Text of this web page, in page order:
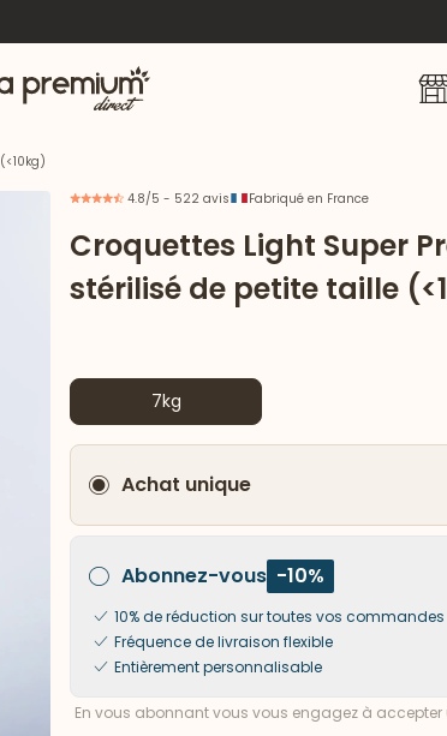
4.8/5 - 522 avis Fabriqué en France
Croquettes Light Super
stérilisé de petite taille
7kg
Achat unique
Abonnez-vous -10%
10% de réduction sur toutes vos commandes
Fréquence de livraison flexible
Entièrement personnalisable
En vous abonnant vous vous engagez à